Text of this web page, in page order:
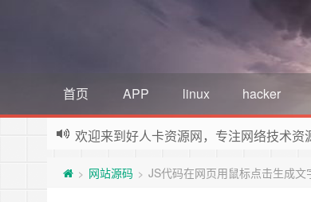
首页 APP linux hacker
欢迎来到好人卡资源网，专注网络技术
> 网站源码 > JS代码在网页用鼠标点击生成文